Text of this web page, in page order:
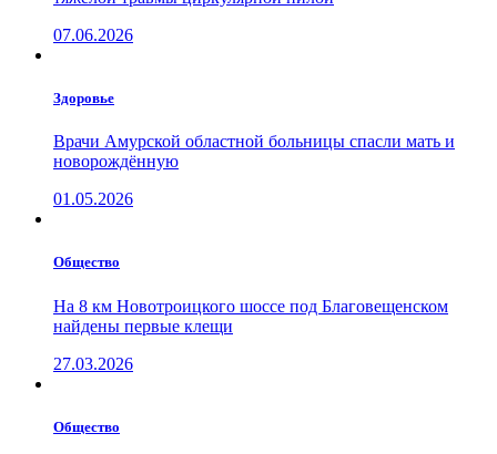
07.06.2026
Здоровье
Врачи Амурской областной больницы спасли мать и
новорождённую
01.05.2026
Общество
На 8 км Новотроицкого шоссе под Благовещенском
найдены первые клещи
27.03.2026
Общество